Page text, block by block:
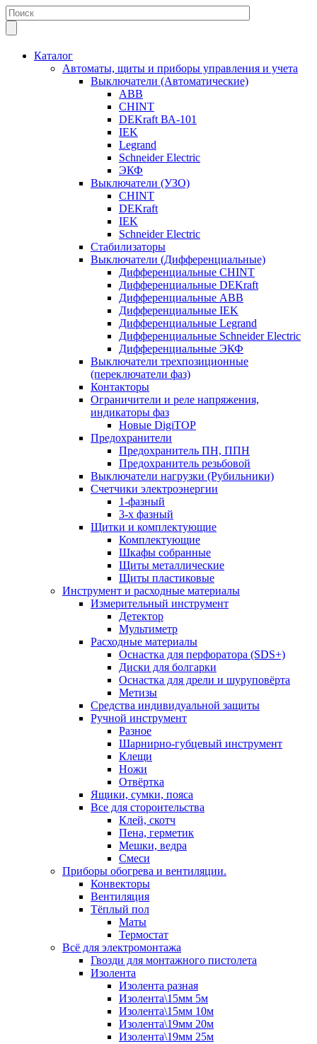
Каталог
Автоматы, щиты и приборы управления и учета
Выключатели (Автоматические)
ABB
CHINT
DEKraft ВА-101
IEK
Legrand
Schneider Electric
ЭКФ
Выключатели (УЗО)
CHINT
DEKraft
IEK
Schneider Electric
Стабилизаторы
Выключатели (Дифференциальные)
Дифференциальные CHINT
Дифференциальные DEKraft
Дифференциальные ABB
Дифференциальные IEK
Дифференциальные Legrand
Дифференциальные Schneider Electric
Дифференциальные ЭКФ
Выключатели трехпозиционные
(переключатели фаз)
Контакторы
Ограничители и реле напряжения,
индикаторы фаз
Новые DigiTOP
Предохранители
Предохранитель ПН, ППН
Предохранитель резьбовой
Выключатели нагрузки (Рубильники)
Счетчики электроэнергии
1-фазный
3-х фазный
Щитки и комплектующие
Комплектующие
Шкафы собранные
Щиты металлические
Щиты пластиковые
Инструмент и расходные материалы
Измерительный инструмент
Детектор
Мультиметр
Расходные материалы
Оснастка для перфоратора (SDS+)
Диски для болгарки
Оснастка для дрели и шуруповёрта
Метизы
Средства индивидуальной защиты
Ручной инструмент
Разное
Шарнирно-губцевый инструмент
Клещи
Ножи
Отвёртка
Ящики, сумки, пояса
Все для стороительства
Клей, скотч
Пена, герметик
Мешки, ведра
Смеси
Приборы обогрева и вентиляции.
Конвекторы
Вентиляция
Тёплый пол
Маты
Термостат
Всё для электромонтажа
Гвозди для монтажного пистолета
Изолента
Изолента разная
Изолента\15мм 5м
Изолента\15мм 10м
Изолента\19мм 20м
Изолента\19мм 25м